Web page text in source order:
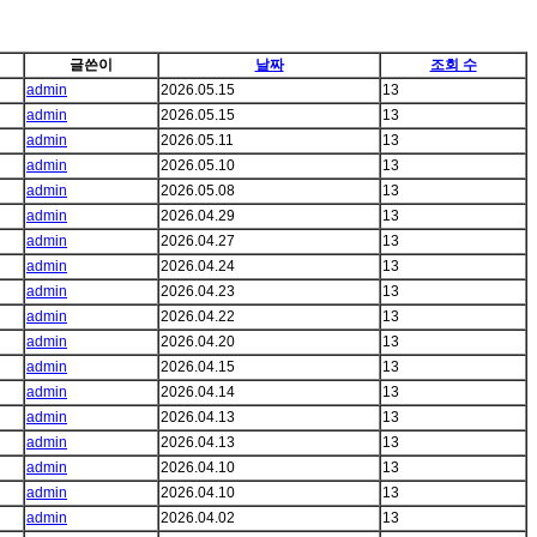
글쓴이 날짜
조회 수
admin
2026.05.15
13
admin
2026.05.15
13
admin
2026.05.11
13
admin
2026.05.10
13
admin
2026.05.08
13
admin
2026.04.29
13
admin
2026.04.27
13
admin
2026.04.24
13
admin
2026.04.23
13
admin
2026.04.22
13
admin
2026.04.20
13
admin
2026.04.15
13
admin
2026.04.14
13
admin
2026.04.13
13
admin
2026.04.13
13
admin
2026.04.10
13
admin
2026.04.10
13
admin
2026.04.02
13